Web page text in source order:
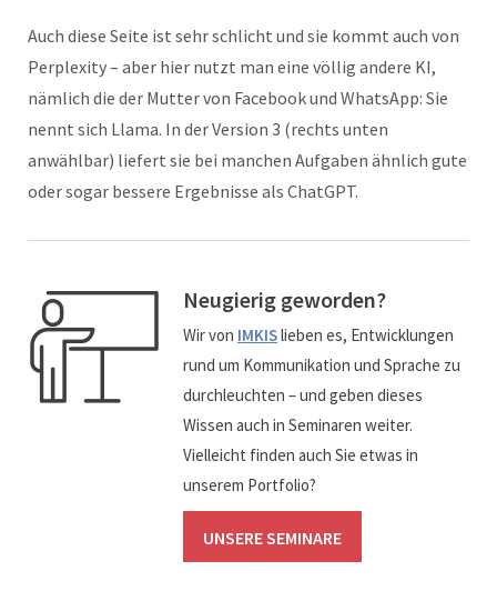
Auch diese Seite ist sehr schlicht und sie kommt auch von
Perplexity – aber hier nutzt man eine völlig andere KI,
nämlich die der Mutter von Facebook und WhatsApp: Sie
nennt sich Llama. In der Version 3 (rechts unten
anwählbar) liefert sie bei manchen Aufgaben ähnlich gute
oder sogar bessere Ergebnisse als ChatGPT.
Neugierig geworden?
Wir von IMKISlieben es, Entwicklungen
rund um Kommunikation und Sprache zu
durchleuchten – und geben dieses
Wissen auch in Seminaren weiter.
Vielleicht finden auch Sie etwas in
unserem Portfolio?
UNSERE SEMINARE